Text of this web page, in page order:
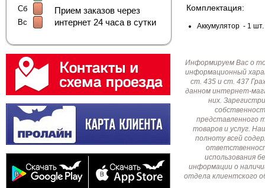
Сб
Вс
Прием заказов через
интернет 24 часа в сутки
Комплектация:
Аккумулятор - 1 шт.
Информируем Вас о
информационный
ст. 435 и ст. 437
данном интернет-
них.
представленного
товаров и услуг.
полноту всей
использования
информации о
отдела клиентского